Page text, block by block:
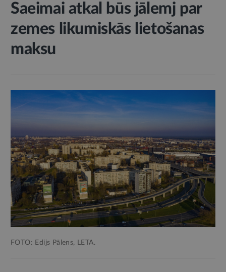
Saeimai atkal būs jālemj par
zemes likumiskās lietošanas
maksu
FOTO: Edijs Pālens, LETA.